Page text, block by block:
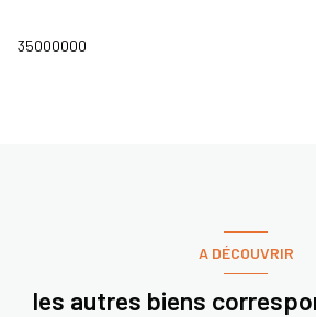
35000000
A DÉCOUVRIR
les autres biens